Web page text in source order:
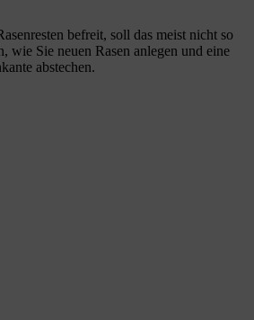
befreit, soll das meist nicht so
wie Sie neuen Rasen anlegen und eine
abstechen.